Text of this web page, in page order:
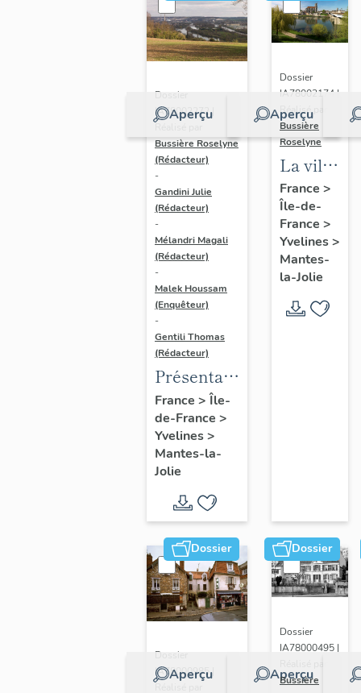
Aperçu
Dossier
IA78002272 |
Bussière Roselyne
(Rédacteur)
-
Gandini Julie
(Rédacteur)
-
Mélandri Magali
(Rédacteur)
-
Malek Houssam
(Enquêteur)
-
Gentili Thomas
(Rédacteur)
Présentation
de l'étude
France > Île-
de-France >
Yvelines>
Mantes-la-
Jolie
Aperçu
Dossier
IA78002174 |
Réalisé par
Bussière
Roselyne
La ville
de
Mantes-
la-Jolie
France >
Île-de-
France >
Yvelines>
Mantes-
la-Jolie
Dossier
Aperçu
Dossier
IA78000985 |
Dossier
Aperçu
Dossier
IA78000495 |
Bussière